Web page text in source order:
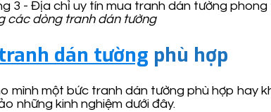
các dòng tranh dán tường
dán tường phù hợp
một bức tranh dán tường phù hợp hay
những kinh nghiệm dưới đây.